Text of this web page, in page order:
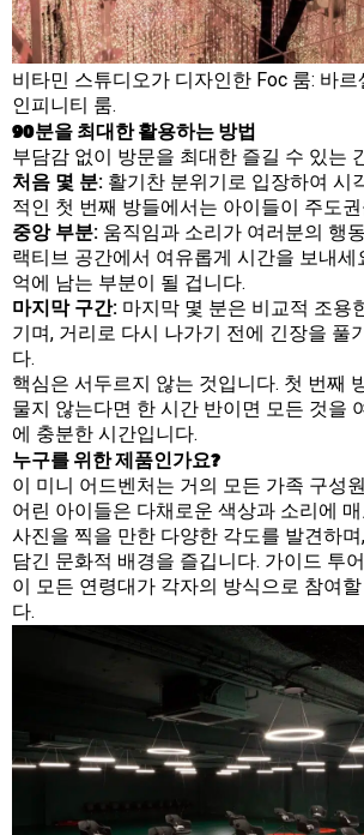
비타민 스튜디오가 디자인한 Foc 룸: 바
인피니티 룸.
90분을 최대한 활용하는 방법
부담감 없이 방문을 최대한 즐길 수 있는
처음 몇 분: 활기찬 분위기로 입장하여 시
적인 첫 번째 방들에서는 아이들이 주도
중앙 부분: 움직임과 소리가 여러분의 행
랙티브 공간에서 여유롭게 시간을 보내세
억에 남는 부분이 될 겁니다.
마지막 구간: 마지막 몇 분은 비교적 조용
기며, 거리로 다시 나가기 전에 긴장을 풀
다.
핵심은 서두르지 않는 것입니다. 첫 번째
물지 않는다면 한 시간 반이면 모든 것을
에 충분한 시간입니다.
누구를 위한 제품인가요?
이 미니 어드벤처는 거의 모든 가족 구성
어린 아이들은 다채로운 색상과 소리에
사진을 찍을 만한 다양한 각도를 발견하며
담긴 문화적 배경을 즐깁니다. 가이드 투
이 모든 연령대가 각자의 방식으로 참여
다.